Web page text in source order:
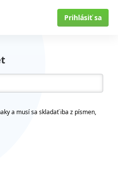
Prihlásiť sa
a musí sa skladať iba z písmen,